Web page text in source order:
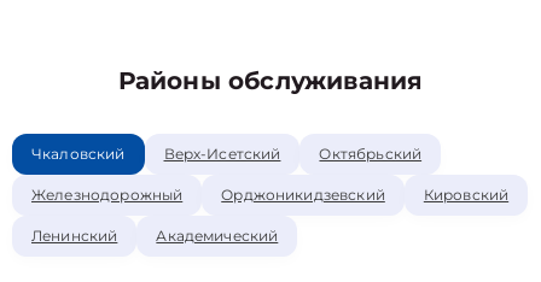
Районы обслуживания
Чкаловский Верх-Исетский Октябрьский
Железнодорожный Орджоникидзевский Кировский
Ленинский Академический